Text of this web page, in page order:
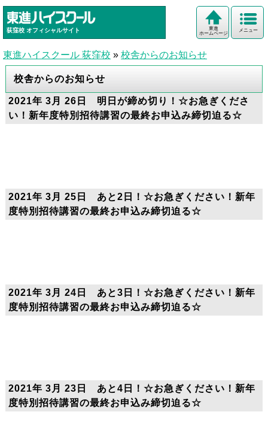
荻窪校 オフィシャルサイト メニュー
東進
ホームページ
東進ハイスクール 荻窪校 » 校舎からのお知らせ
校舎からのお知らせ
2021年 3月 26日 明日が締め切り！☆お急ぎくださ
い！新年度特別招待講習の最終お申込み締切迫る☆
2021年 3月 25日 あと2日！☆お急ぎください！新年
度特別招待講習の最終お申込み締切迫る☆
2021年 3月 24日 あと3日！☆お急ぎください！新年
度特別招待講習の最終お申込み締切迫る☆
2021年 3月 23日 あと4日！☆お急ぎください！新年
度特別招待講習の最終お申込み締切迫る☆